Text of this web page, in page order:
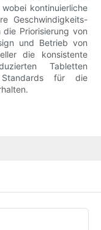
kontinuierliche
Geschwindigkeits-
Priorisierung von
und Betrieb von
die konsistente
Tabletten
für die